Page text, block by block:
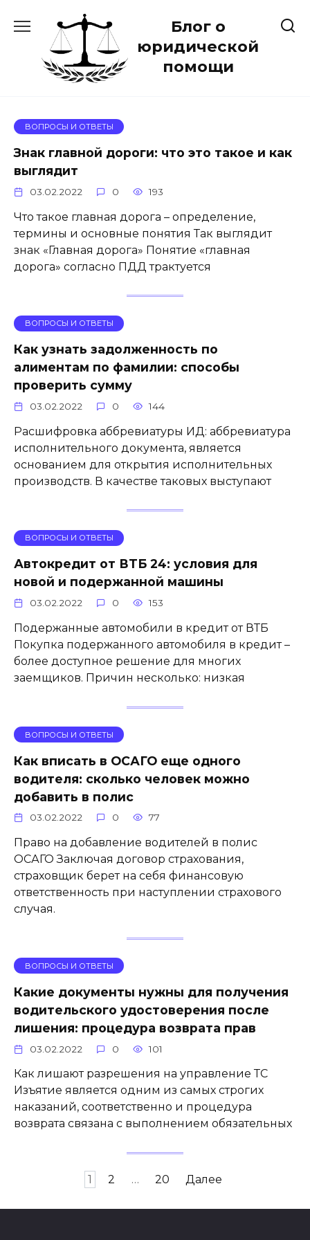
содержанию
Блог о
юридической
помощи
ВОПРОСЫ И ОТВЕТЫ
Знак главной дороги: что это такое и как
выглядит
03.02.2022 0 193
Что такое главная дорога ­– определение,
термины и основные понятия Так выглядит
знак «Главная дорога» Понятие «главная
дорога» согласно ПДД трактуется
ВОПРОСЫ И ОТВЕТЫ
Как узнать задолженность по
алиментам по фамилии: способы
проверить сумму
03.02.2022 0 144
Расшифровка аббревиатуры ИД: аббревиатура
исполнительного документа, является
основанием для открытия исполнительных
производств. В качестве таковых выступают
ВОПРОСЫ И ОТВЕТЫ
Автокредит от ВТБ 24: условия для
новой и подержанной машины
03.02.2022 0 153
Подержанные автомобили в кредит от ВТБ
Покупка подержанного автомобиля в кредит –
более доступное решение для многих
заемщиков. Причин несколько: низкая
ВОПРОСЫ И ОТВЕТЫ
Как вписать в ОСАГО еще одного
водителя: сколько человек можно
добавить в полис
03.02.2022 0 77
Право на добавление водителей в полис
ОСАГО Заключая договор страхования,
страховщик берет на себя финансовую
ответственность при наступлении страхового
случая.
ВОПРОСЫ И ОТВЕТЫ
Какие документы нужны для получения
водительского удостоверения после
лишения: процедура возврата прав
03.02.2022 0 101
Как лишают разрешения на управление ТС
Изъятие является одним из самых строгих
наказаний, соответственно и процедура
возврата связана с выполнением обязательных
записям
1 2 … 20 Далее